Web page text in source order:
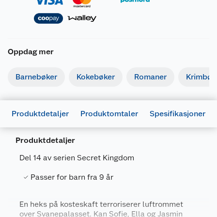
Oppdag mer
Barnebøker Kokebøker Romaner
Produktdetaljer Produktomtaler Spesifikasjoner
Produktdetaljer
Del 14 av serien Secret Kingdom
Passer for barn fra 9 år
En heks på kosteskaft terroriserer luftrommet
over Svanepalasset. Kan Sofie, Ella og Jasmin
Generelt
Leverandørens
artikkelnummer
9788231614050